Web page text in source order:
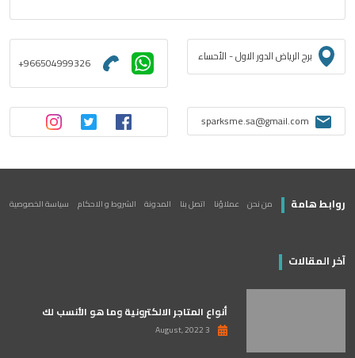
برج الرياض الدور الاول - الأحساء +966504999326
sparksme.sa@gmail.com
روابط هامة من نحن عملاؤنا اتصل بنا المدونة الشروط و الاحكام سياسة الخصوصية
آخر المقالات
أنواع المتاجر الالكترونية وما هو الأنسب لك
3 August, 2022